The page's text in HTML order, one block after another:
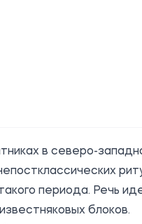
в северо-
периода. Речь
блоков.